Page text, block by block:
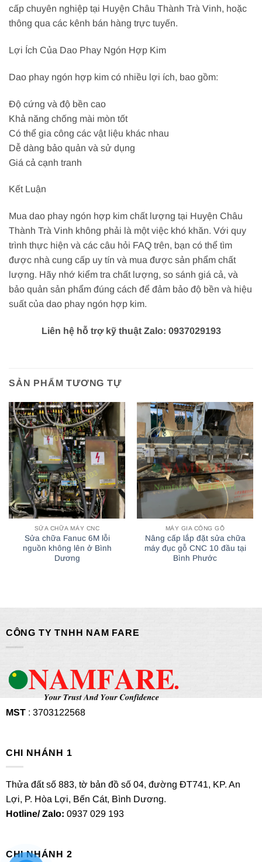
cấp chuyên nghiệp tại Huyện Châu Thành Trà Vinh, hoặc
thông qua các kênh bán hàng trực tuyến.
Lợi Ích Của Dao Phay Ngón Hợp Kim
Dao phay ngón hợp kim có nhiều lợi ích, bao gồm:
Độ cứng và độ bền cao
Khả năng chống mài mòn tốt
Có thể gia công các vật liệu khác nhau
Dễ dàng bảo quản và sử dụng
Giá cả cạnh tranh
Kết Luận
Mua dao phay ngón hợp kim chất lượng tại Huyện Châu
Thành Trà Vinh không phải là một việc khó khăn. Với quy
trình thực hiện và các câu hỏi FAQ trên, bạn có thể tìm
được nhà cung cấp uy tín và mua được sản phẩm chất
lượng. Hãy nhớ kiểm tra chất lượng, so sánh giá cả, và
bảo quản sản phẩm đúng cách để đảm bảo độ bền và hiệu
suất của dao phay ngón hợp kim.
Liên hệ hỗ trợ kỹ thuật Zalo: 0937029193
SẢN PHẨM TƯƠNG TỰ
SỬA CHỮA MÁY CNC
Sửa chữa Fanuc 6M lỗi
nguồn không lên ở Bình
Dương
MÁY GIA CÔNG GỖ
Nâng cấp lắp đặt sửa chữa
máy đục gỗ CNC 10 đầu tại
Bình Phước
CÔNG TY TNHH NAM FARE
MST: 3703122568
CHI NHÁNH 1
Thửa đất số 883, tờ bản đồ số 04, đường ĐT741, KP. An
Lợi, P. Hòa Lợi, Bến Cát, Bình Dương.
Hotline/ Zalo: 0937 029 193
CHI NHÁNH 2